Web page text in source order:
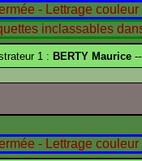
1 : BERTY Maurice